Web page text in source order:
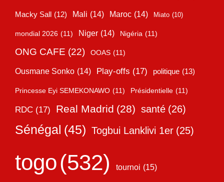
Macky Sall (12) Mali (14) Maroc (14) Miato (10)
mondial 2026 (11) Niger (14) Nigéria (11)
ONG CAFE (22) OOAS (11)
Ousmane Sonko (14) Play-offs (17) politique (13)
Princesse Eyi SEMEKONAWO (11) Présidentielle (11)
RDC (17) Real Madrid (28) santé (26)
Sénégal (45) Togbui Lanklivi 1er (25)
togo(532) tournoi (15)